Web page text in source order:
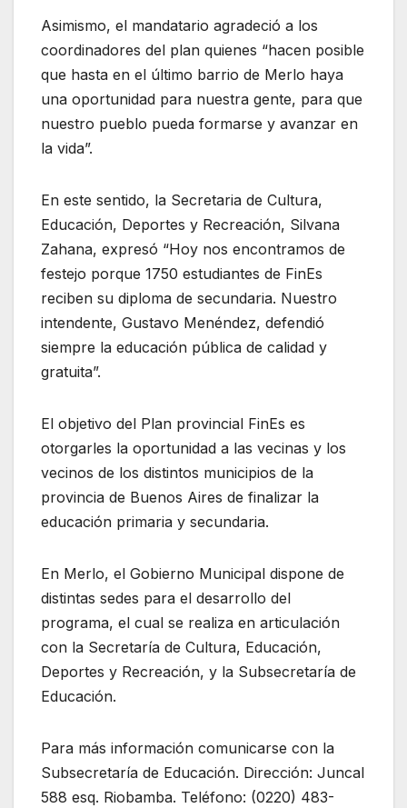
Asimismo, el mandatario agradeció a los
coordinadores del plan quienes “hacen posible
que hasta en el último barrio de Merlo haya
una oportunidad para nuestra gente, para que
nuestro pueblo pueda formarse y avanzar en
la vida”.
En este sentido, la Secretaria de Cultura,
Educación, Deportes y Recreación, Silvana
Zahana, expresó “Hoy nos encontramos de
festejo porque 1750 estudiantes de FinEs
reciben su diploma de secundaria. Nuestro
intendente, Gustavo Menéndez, defendió
siempre la educación pública de calidad y
gratuita”.
El objetivo del Plan provincial FinEs es
otorgarles la oportunidad a las vecinas y los
vecinos de los distintos municipios de la
provincia de Buenos Aires de finalizar la
educación primaria y secundaria.
En Merlo, el Gobierno Municipal dispone de
distintas sedes para el desarrollo del
programa, el cual se realiza en articulación
con la Secretaría de Cultura, Educación,
Deportes y Recreación, y la Subsecretaría de
Educación.
Para más información comunicarse con la
Subsecretaría de Educación. Dirección: Juncal
588 esq. Riobamba. Teléfono: (0220) 483-